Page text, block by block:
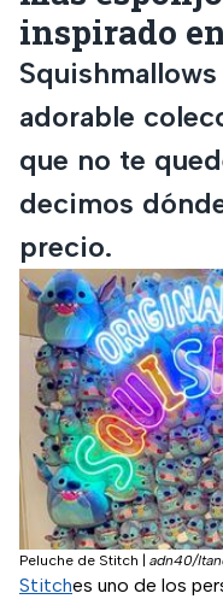
inspirado
adorable
que no te
decimos
precio.
Peluche de Stitch adn40/
Stitches uno de los